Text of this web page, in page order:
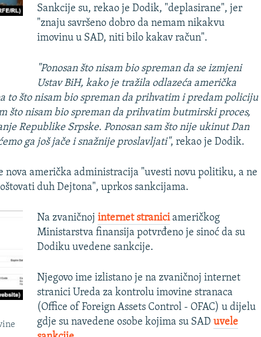
Sankcije su, rekao je Dodik, "deplasirane", jer
"znaju savršeno dobro da nemam nikakvu
imovinu u SAD, niti bilo kakav račun".
"Ponosan što nisam bio spreman da se izmjeni
Ustav BiH, kako je tražila odlazeća američka
to što nisam bio spreman da prihvatim i predam policiju
što nisam bio spreman da prihvatim butmirski proces,
Republike Srpske. Ponosan sam što nije ukinut Dan
ga još jače i snažnije proslavljati", rekao je Dodik.
nova američka administracija "uvesti novu politiku, a ne
duh Dejtona", uprkos sankcijama.
Na zvaničnoj internet straniciameričkog
Ministarstva finansija potvrđeno je sinoć da su
Dodiku uvedene sankcije.
Njegovo ime izlistano je na zvaničnoj internet
stranici Ureda za kontrolu imovine stranaca
(Office of Foreign Assets Control - OFAC) u dijelu
gdje su navedene osobe kojima su SAD uvele